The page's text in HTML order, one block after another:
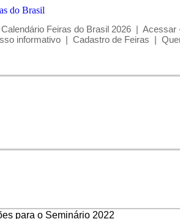
Feiras do Brasil 2026 | Acessar
informativo | Cadastro de Feiras |